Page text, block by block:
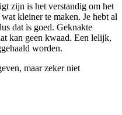
zijn is het verstandig om het
kleiner te maken. Je hebt al
dat is goed. Geknakte
kan geen kwaad. Een lelijk,
worden.
maar zeker niet